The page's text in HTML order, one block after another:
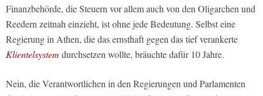
Finanzbehörde, die Steuern vor allem auch von den Oligarchen und
Reedern zeitnah einzieht, ist ohne jede Bedeutung. Selbst eine
Regierung in Athen, die das ernsthaft gegen das tief verankerte
Klientelsystem durchsetzen wollte, bräuchte dafür 10 Jahre.
Nein, die Verantwortlichen in den Regierungen und Parlamenten